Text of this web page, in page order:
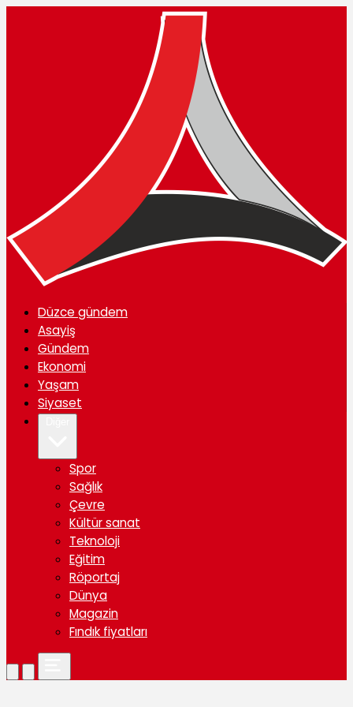
Düzce gündem
Asayiş
Gündem
Ekonomi
Yaşam
Siyaset
Spor
Sağlık
Çevre
Kültür sanat
Teknoloji
Eğitim
Röportaj
Dünya
Magazin
Fındık fiyatları